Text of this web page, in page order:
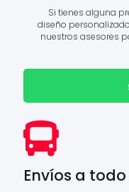
Si tienes alguna
diseño
nuestros asesores
Envíos a